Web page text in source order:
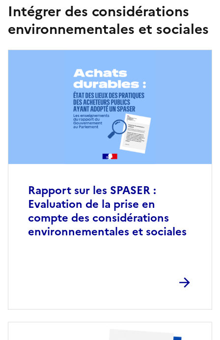
Intégrer des considérations
environnementales et sociales
Rapport sur les SPASER :
Evaluation de la prise en
compte des considérations
environnementales et sociales